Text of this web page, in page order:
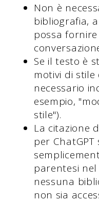
Non è
bibliografia,
possa
Se il testo è
motivi di stile
necessario
esempio,
stile").
La citazione
per
parentesi
nessuna
non sia